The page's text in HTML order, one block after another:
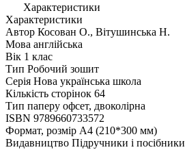
Характеристики
Характеристики
Автор Косован О., Вітушинська Н.
Мова англійська
Вік 1 клас
Тип Робочий зошит
Серія Нова українська школа
Кількість сторінок 64
Тип паперу офсет, двоколірна
ISBN 9789660733572
Формат, розмір А4 (210*300 мм)
Видавництво Підручники і посібники